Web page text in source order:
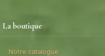
La boutique
Notre catalogue